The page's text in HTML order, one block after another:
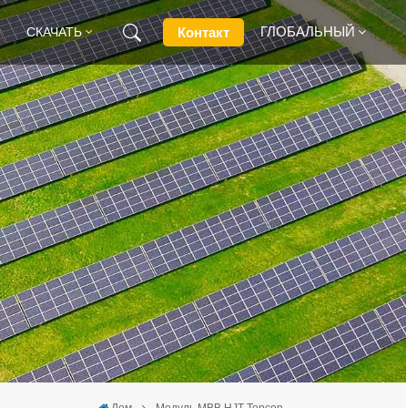
СКАЧАТЬ Контакт ГЛОБАЛЬНЫЙ
English
Français
Deutsch
Русский
Italiano
Español